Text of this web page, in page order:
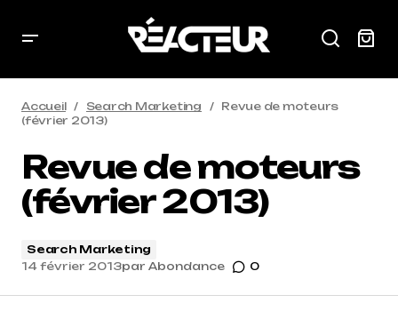
Accueil Search Marketing
Revue de moteurs
(février 2013)
Revue de moteurs
(février 2013)
Search Marketing
14 février 2013par Abondance 0